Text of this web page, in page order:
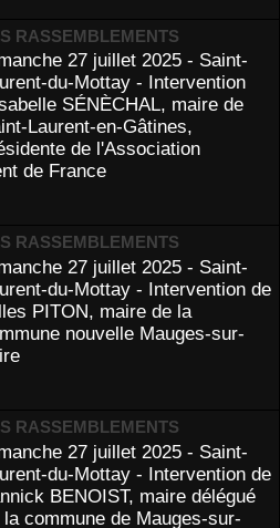
RASSEMBLEMENTS
27 juillet 2025 - Saint-
du-Mottay - Intervention
SÉNÈCHAL, maire de
Laurent-en-Gâtines,
de l'Association
de France
RASSEMBLEMENTS
27 juillet 2025 - Saint-
du-Mottay - Intervention de
PITON, maire de la
nouvelle Mauges-sur-
RASSEMBLEMENTS
27 juillet 2025 - Saint-
du-Mottay - Intervention de
BENOIST, maire délégué
la commune de Mauges-sur-